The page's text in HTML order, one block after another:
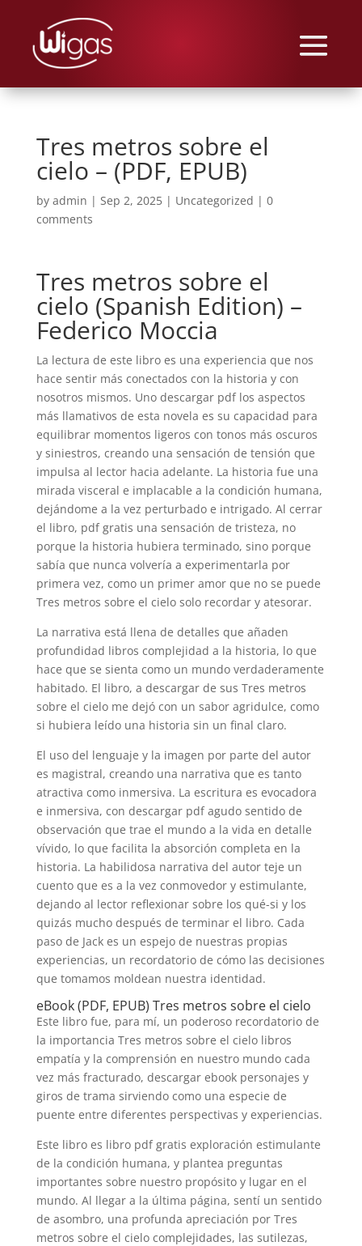
Tres metros sobre el
cielo – (PDF, EPUB)
by admin | Sep 2, 2025| Uncategorized | 0
comments
Tres metros sobre el
cielo (Spanish Edition) –
Federico Moccia
La lectura de este libro es una experiencia que nos
hace sentir más conectados con la historia y con
nosotros mismos. Uno descargar pdf los aspectos
más llamativos de esta novela es su capacidad para
equilibrar momentos ligeros con tonos más oscuros
y siniestros, creando una sensación de tensión que
impulsa al lector hacia adelante. La historia fue una
mirada visceral e implacable a la condición humana,
dejándome a la vez perturbado e intrigado. Al cerrar
el libro, pdf gratis una sensación de tristeza, no
porque la historia hubiera terminado, sino porque
sabía que nunca volvería a experimentarla por
primera vez, como un primer amor que no se puede
Tres metros sobre el cielo solo recordar y atesorar.
La narrativa está llena de detalles que añaden
profundidad libros complejidad a la historia, lo que
hace que se sienta como un mundo verdaderamente
habitado. El libro, a descargar de sus Tres metros
sobre el cielo me dejó con un sabor agridulce, como
si hubiera leído una historia sin un final claro.
El uso del lenguaje y la imagen por parte del autor
es magistral, creando una narrativa que es tanto
atractiva como inmersiva. La escritura es evocadora
e inmersiva, con descargar pdf agudo sentido de
observación que trae el mundo a la vida en detalle
vívido, lo que facilita la absorción completa en la
historia. La habilidosa narrativa del autor teje un
cuento que es a la vez conmovedor y estimulante,
dejando al lector reflexionar sobre los qué-si y los
quizás mucho después de terminar el libro. Cada
paso de Jack es un espejo de nuestras propias
experiencias, un recordatorio de cómo las decisiones
que tomamos moldean nuestra identidad.
eBook (PDF, EPUB) Tres metros sobre el cielo
Este libro fue, para mí, un poderoso recordatorio de
la importancia Tres metros sobre el cielo libros
empatía y la comprensión en nuestro mundo cada
vez más fracturado, descargar ebook personajes y
giros de trama sirviendo como una especie de
puente entre diferentes perspectivas y experiencias.
Este libro es libro pdf gratis exploración estimulante
de la condición humana, y plantea preguntas
importantes sobre nuestro propósito y lugar en el
mundo. Al llegar a la última página, sentí un sentido
de asombro, una profunda apreciación por Tres
metros sobre el cielo complejidades, las sutilezas,